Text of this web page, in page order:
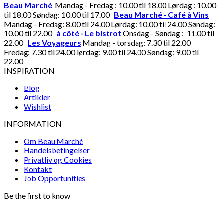
Beau Marché Mandag - Fredag : 10.00 til 18.00 Lørdag : 10.00
til 18.00 Søndag: 10.00 til 17.00 Beau Marché - Café à Vins
Mandag - Fredag: 8.00 til 24.00 Lørdag: 10.00 til 24.00 Søndag:
10.00 til 22.00 à côté - Le bistrot Onsdag - Søndag : 11.00 til
22.00 Les Voyageurs Mandag - torsdag: 7.30 til 22.00
Fredag: 7.30 til 24.00 lørdag: 9.00 til 24.00 Søndag: 9.00 til
22.00
INSPIRATION
Blog
Artikler
Wishlist
INFORMATION
Om Beau Marché
Handelsbetingelser
Privatliv og Cookies
Kontakt
Job Opportunities
Be the first to know